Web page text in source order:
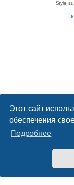
Этот сайт
обеспечения
Подробнее
Style